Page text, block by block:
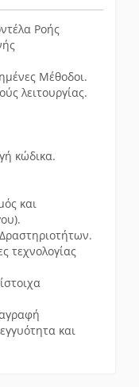
Ροής
Μέθοδοι.
λειτουργίας.
κώδικα.
και
τεχνολογίας
και